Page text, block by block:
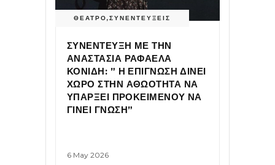
ΘΕΑΤΡΟ,ΣΥΝΕΝΤΕΥΞΕΙΣ
ΣΥΝΕΝΤΕΥΞΗ ΜΕ ΤΗΝ
ΑΝΑΣΤΑΣΙΑ ΡΑΦΑΕΛΑ
ΚΟΝΙΔΗ: ” Η ΕΠΙΓΝΩΣΗ ΔΙΝΕΙ
ΧΩΡΟ ΣΤΗΝ ΑΘΩΟΤΗΤΑ ΝΑ
ΥΠΑΡΞΕΙ ΠΡΟΚΕΙΜΕΝΟΥ ΝΑ
ΓΙΝΕΙ ΓΝΩΣΗ”
6 May 2026